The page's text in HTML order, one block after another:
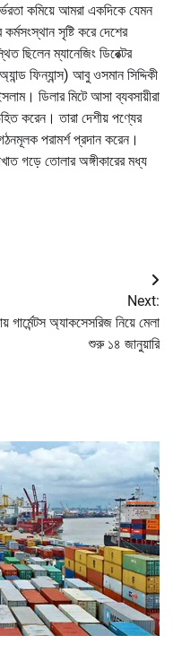
কমিয়ে আমরা একদিকে যেমন
সৃষ্টি করে দেশের
ছিলেন ম্যানেজিং ডিরেক্টর
ফিন্যান্স) আবু ওসমান সিদ্দিকী
ডিলার মিটে আসা ব্যবসায়ীরা
করেন। তারা দেশীয় পণ্যের
পরামর্শ প্রদান করেন।
গড়ে তোলার অঙ্গীকারের মধ্য
Next:
গার্মেন্টস অ্যাকসেসরিজ নিয়ে মেলা
শুরু ১৪ জানুয়ারি